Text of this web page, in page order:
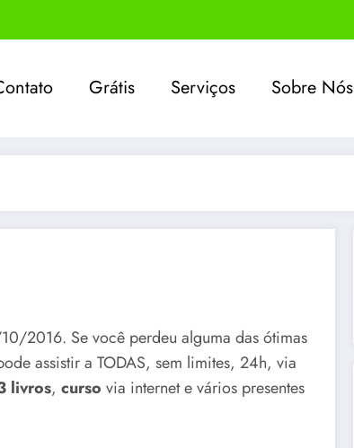
Grátis Serviços Sobre Nós
2016. Se você perdeu alguma das ótimas
assistir a TODAS, sem limites, 24h, via
livros, curso via internet e vários presentes